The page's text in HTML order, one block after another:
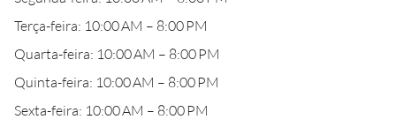
Terça-feira: 10:00 AM – 8:00 PM
Quarta-feira: 10:00 AM – 8:00 PM
Quinta-feira: 10:00 AM – 8:00 PM
Sexta-feira: 10:00 AM – 8:00 PM